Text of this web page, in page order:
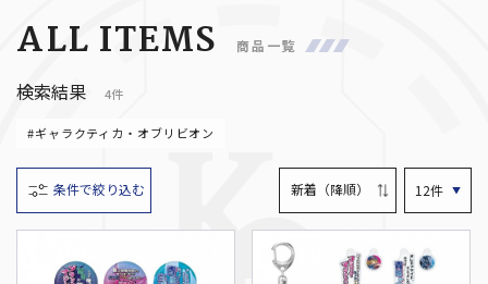
ALL ITEMS 商品一覧
検索結果 4件
#ギャラクティカ・オブリビオン
条件で絞り込む